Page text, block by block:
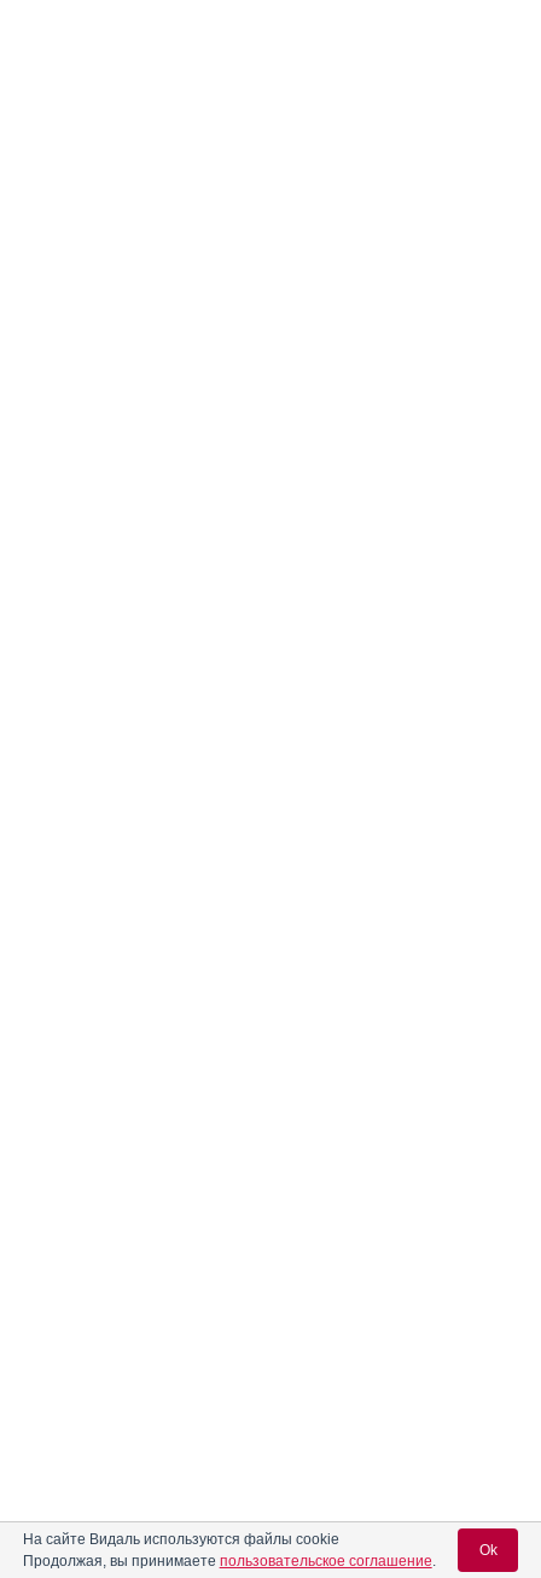
На сайте Видаль используются файлы cookie
Продолжая, вы принимаете пользовательское соглашение.
Ok